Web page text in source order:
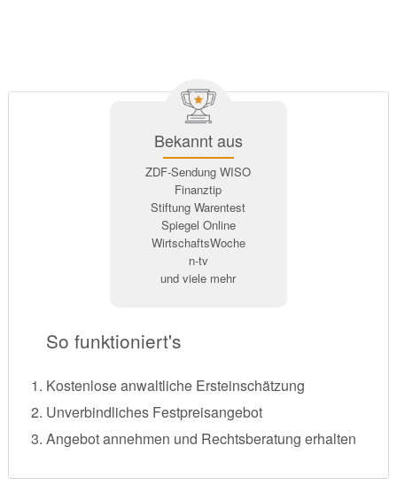
Bekannt aus
ZDF-Sendung WISO
Finanztip
Stiftung Warentest
Spiegel Online
WirtschaftsWoche
n-tv
und viele mehr
So funktioniert's
Kostenlose anwaltliche Ersteinschätzung
Unverbindliches Festpreisangebot
Angebot annehmen und Rechtsberatung erhalten